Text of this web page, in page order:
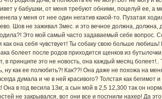
у бабушки, от меня требуют обними, поцелуй ее, а
у меня от нее один негатив какой-то. Пузатая
Шов не заживал 3мес. и это вечное должна, должна,
Это мой самый часто задаваемый себе вопрос.
она себя чувствует! Ты собаку свою больше любишь!
болеет после родов приходится щенков из
в принципе это не новость, она каждый месяц болеет!..
ну как ее полюбить?! Как??! Она даже не похожа на
думала и че в ней красивого? Толстая как бегимот
в год весила 13кг, а сын мой в 2,5 12,300 так он
не закрывался, вот они все и посгнили нахер! Да